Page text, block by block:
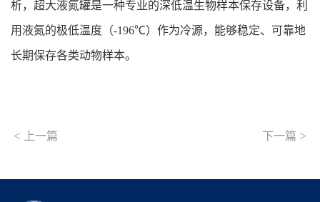
析，超大液氮罐是一种专业的深低温生物样本保存设备，利
用液氮的极低温度（-196℃）作为冷源，能够稳定、可靠地
长期保存各类动物样本。
< 上一篇 下一篇 >